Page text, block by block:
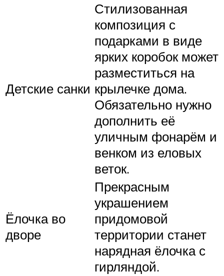
Детские санки
Стилизованная
композиция с
подарками в виде
ярких коробок может
разместиться на
крылечке дома.
Обязательно нужно
дополнить её
уличным фонарём и
венком из еловых
веток.
Ёлочка во
дворе
Прекрасным
украшением
придомовой
территории станет
нарядная ёлочка с
гирляндой.